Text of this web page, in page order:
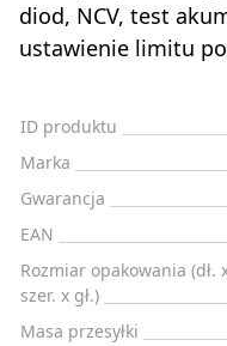
diod, NCV, test
ustawienie limitu
ID produktu
Marka
Gwarancja
EAN
Rozmiar opakowania (dł.
szer. x gł.)
Masa przesyłki